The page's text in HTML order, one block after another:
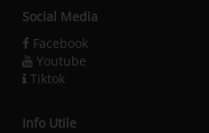
Social Media
Facebook
Youtube
Tiktok
Info Utile